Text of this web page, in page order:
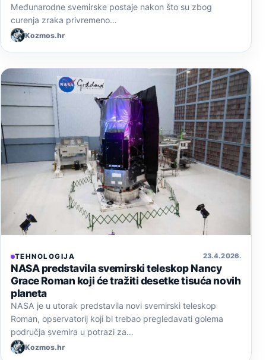
Međunarodne svemirske postaje nakon što su zbog
curenja zraka privremeno…
Kozmos.hr
TEHNOLOGIJA 23. 4. 2026.
NASA predstavila svemirski teleskop Nancy
Grace Roman koji će tražiti desetke tisuća novih
planeta
NASA je u utorak predstavila novi svemirski teleskop
Roman, opservatorij koji bi trebao pregledavati golema
područja svemira u potrazi za…
Kozmos.hr